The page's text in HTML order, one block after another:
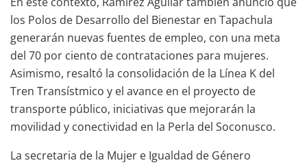
los Polos de Desarrollo del Bienestar en Tapachula
generarán nuevas fuentes de empleo, con una meta
del 70 por ciento de contrataciones para mujeres.
Asimismo, resaltó la consolidación de la Línea K del
Tren Transístmico y el avance en el proyecto de
transporte público, iniciativas que mejorarán la
movilidad y conectividad en la Perla del Soconusco.
La secretaria de la Mujer e Igualdad de Género